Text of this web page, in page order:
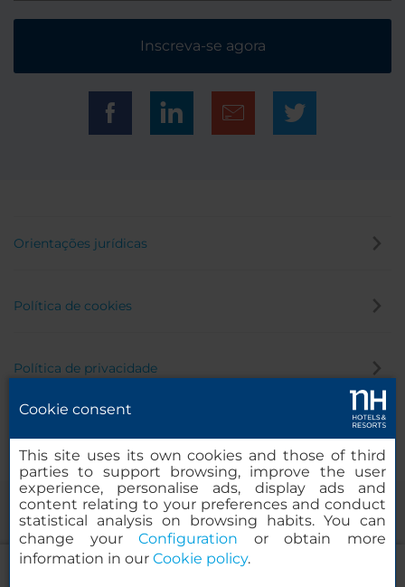
NH Eindhoven Conference Centre
Inscreva-se agora
Orientações jurídicas
Política de cookies
Política de privacidade
Cookie consent
This site uses its own cookies and those of third
parties to support browsing, improve the user
experience, personalise ads, display ads and
content relating to your preferences and conduct
statistical analysis on browsing habits. You can
change yourConfiguration or obtain more
information in our Cookie policy.